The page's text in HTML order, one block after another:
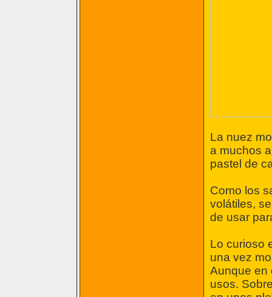
La nuez
a muchos
pastel de
Como los
volátiles,
de usar
Lo curioso
una vez
Aunque en
usos.